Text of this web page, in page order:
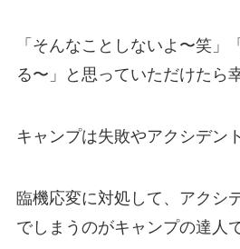
「そんなことしないよ〜笑」
る〜」と思っていただけたら
キャンプは失敗やアクシデン
臨機応変に対処して、アクシ
でしまうのがキャンプの達人